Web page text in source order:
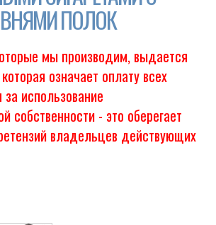
ПОЛОК
мы производим, выдается
означает оплату всех
использование
собственности - это оберегает
владельцев действующих